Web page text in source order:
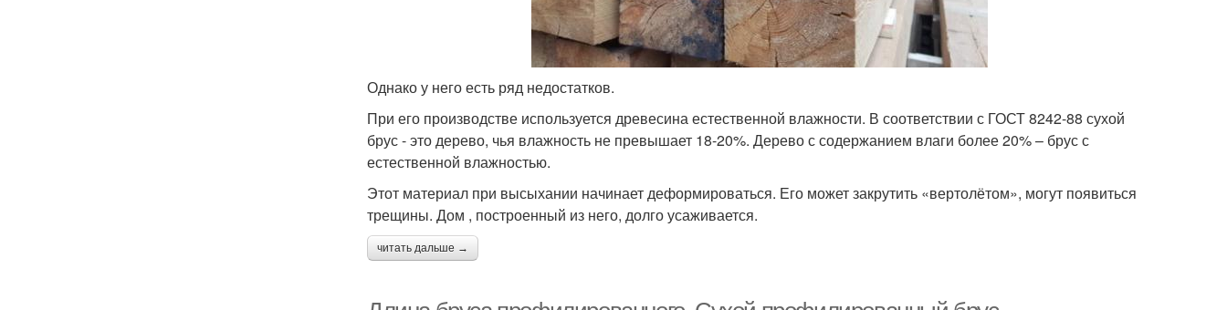
Однако у него есть ряд недостатков.
При его производстве используется древесина естественной влажности. В соответствии с ГОСТ 8242-88 сухой
брус - это дерево, чья влажность не превышает 18-20%. Дерево с содержанием влаги более 20% – брус с
естественной влажностью.
Этот материал при высыхании начинает деформироваться. Его может закрутить «вертолётом», могут появиться
трещины. Дом , построенный из него, долго усаживается.
читать дальше →